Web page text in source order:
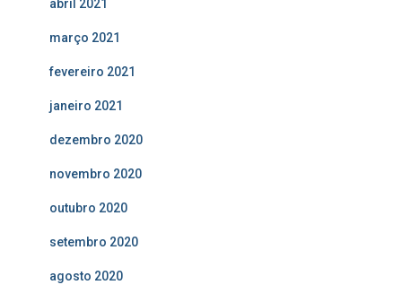
abril 2021
março 2021
fevereiro 2021
janeiro 2021
dezembro 2020
novembro 2020
outubro 2020
setembro 2020
agosto 2020